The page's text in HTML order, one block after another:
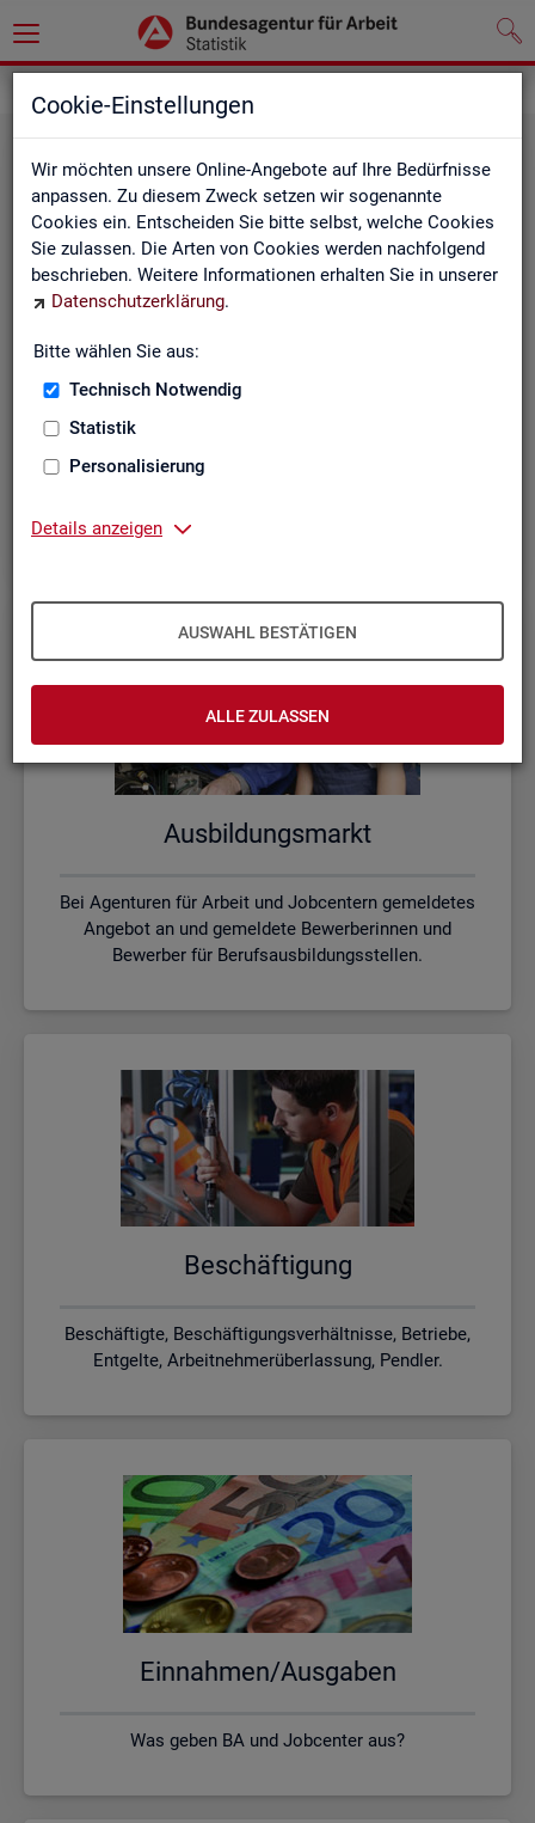
Cookie-Einstellungen
Wir möchten unsere Online-Angebote auf Ihre Bedürfnisse
anpassen. Zu diesem Zweck setzen wir sogenannte
Cookies ein. Entscheiden Sie bitte selbst, welche Cookies
Sie zulassen. Die Arten von Cookies werden nachfolgend
beschrieben. Weitere Informationen erhalten Sie in unserer
Datenschutzerklärung.
Bitte wählen Sie aus:
Technisch Notwendig
Statistik
Personalisierung
Details anzeigen
AUSWAHL BESTÄTIGEN
ALLE ZULASSEN
Un­ter­be­schäf­ti­gung
Wie viele Menschen suchen Arbeit oder haben
Beschäftigungsverhältnis fehlt?
Aus­bil­dungs­markt
Bei Agenturen für Arbeit und Jobcentern gemeldetes
Angebot an und gemeldete Bewerberinnen und
Bewerber für Berufsausbildungsstellen.
Be­schäf­ti­gung
Beschäftigte, Beschäftigungsverhältnisse, Betriebe,
Entgelte, Arbeitnehmerüberlassung, Pendler.
Ein­nah­men/Aus­ga­ben
Was geben BA und Jobcenter aus?